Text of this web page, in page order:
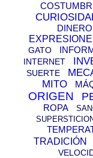
DINERO
GATO
INTERNET
SUERTE
MITO
ORIGEN
ROPA
TRADICIÓN